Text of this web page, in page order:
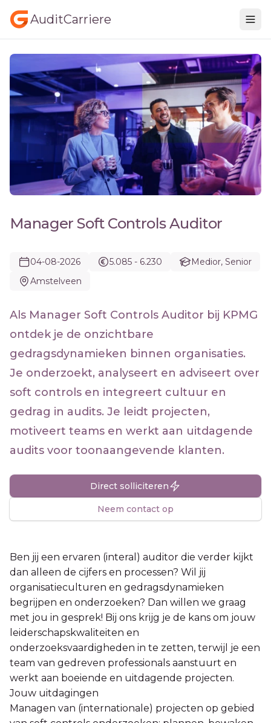
AuditCarriere
Manager Soft Controls Auditor
04-08-2026 5.085 - 6.230
Medior, Senior
Amstelveen
Als Manager Soft Controls Auditor bij KPMG
ontdek je de onzichtbare
gedragsdynamieken binnen organisaties.
Je onderzoekt, analyseert en adviseert over
soft controls en integreert cultuur en
gedrag in audits. Je leidt projecten,
motiveert teams en werkt aan uitdagende
audits voor toonaangevende klanten.
Direct solliciteren
Neem contact op
Ben jij een ervaren (interal) auditor die verder kijkt
dan alleen de cijfers en processen? Wil jij
organisatieculturen en gedragsdynamieken
begrijpen en onderzoeken? Dan willen we graag
met jou in gesprek! Bij ons krijg je de kans om jouw
leiderschapskwaliteiten en
onderzoeksvaardigheden in te zetten, terwijl je een
team van gedreven professionals aanstuurt en
werkt aan boeiende en uitdagende projecten.
Jouw uitdagingen
Managen van (internationale) projecten op gebied